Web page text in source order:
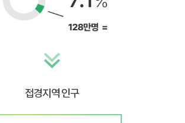
접경지역 인구